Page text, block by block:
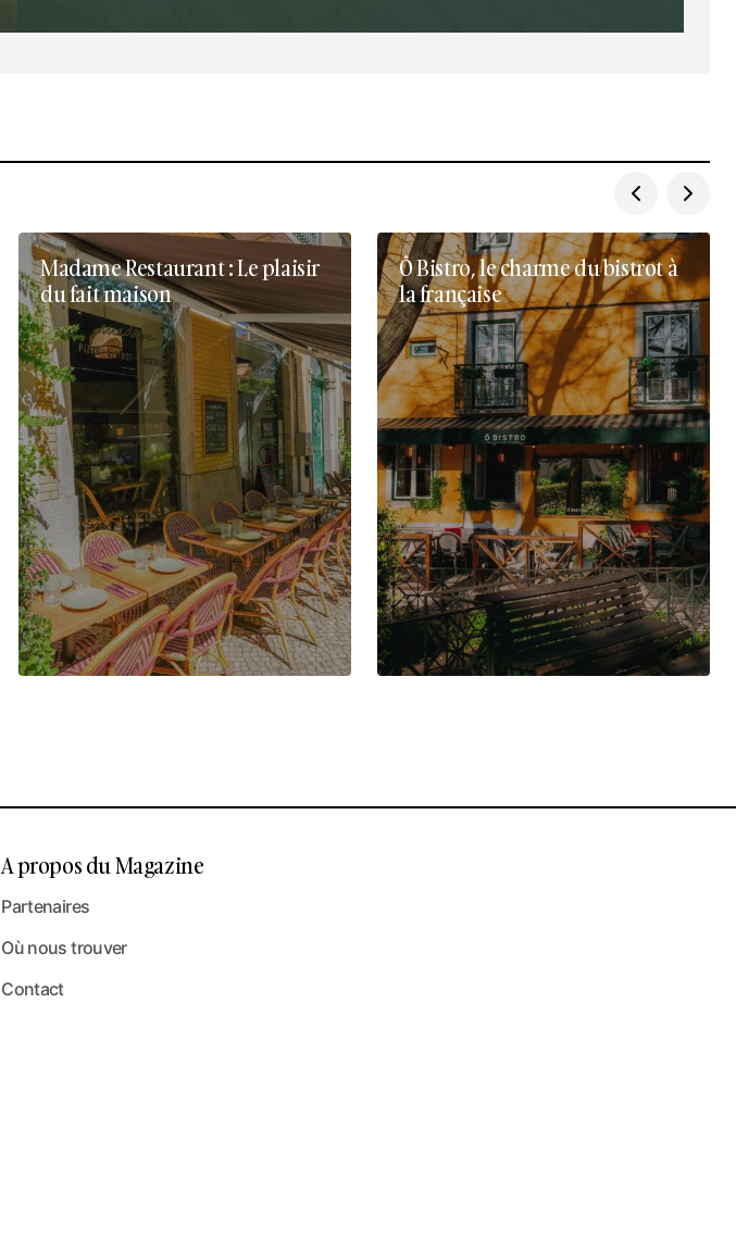
Madame Restaurant : Le plaisir
du fait maison
Ô Bistro, le charme du bistrot à
la française
A propos du Magazine
Partenaires
Où nous trouver
Contact